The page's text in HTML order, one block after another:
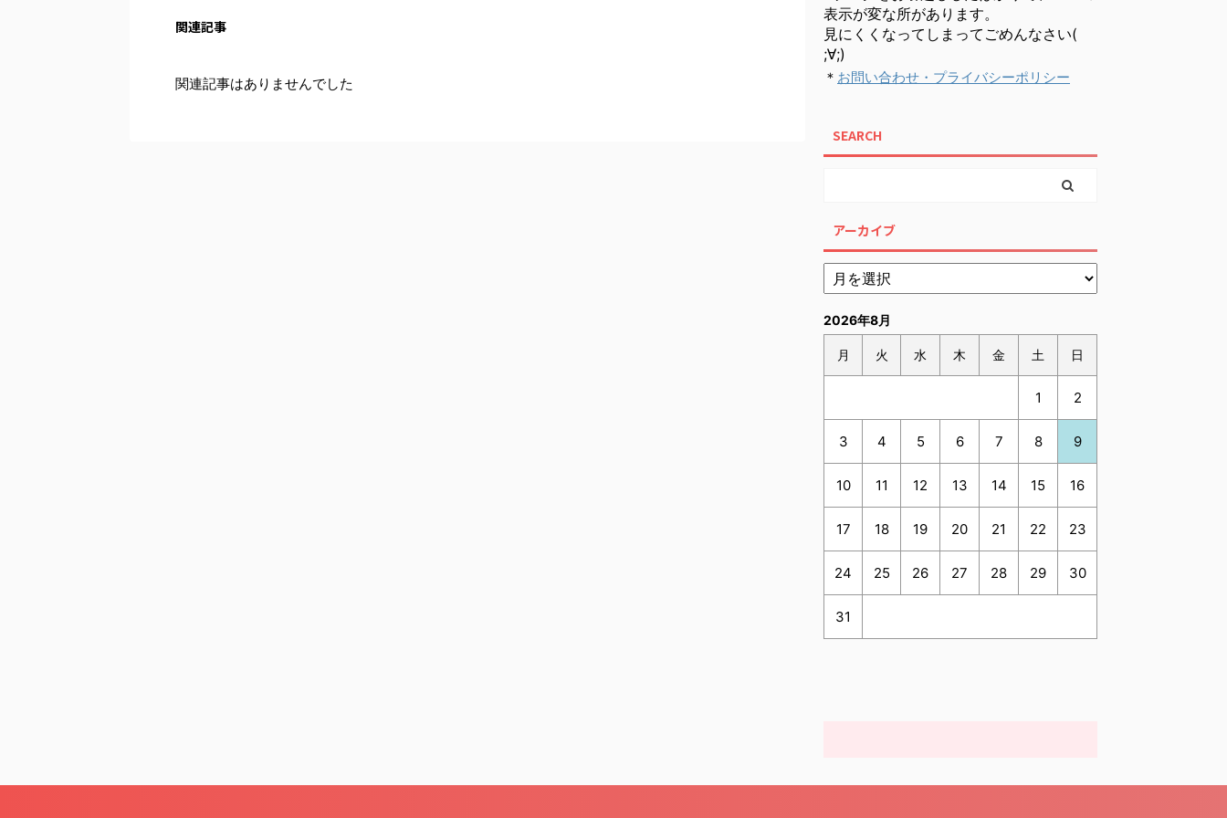
関連記事
関連記事はありませんでした
表示が変な所があります。
見にくくなってしまってごめんなさい(
;∀;)
＊ お問い合わせ・プライバシーポリシー
SEARCH
アーカイブ
2026年8月
月 火 水 木 金 土 日
1 2
3 4 5 6 7 8 9
10 11 12 13 14 15 16
17 18 19 20 21 22 23
24 25 26 27 28 29 30
31